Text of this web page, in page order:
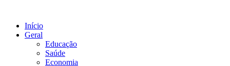
conteúdo
Início
Geral
Educação
Saúde
Economia